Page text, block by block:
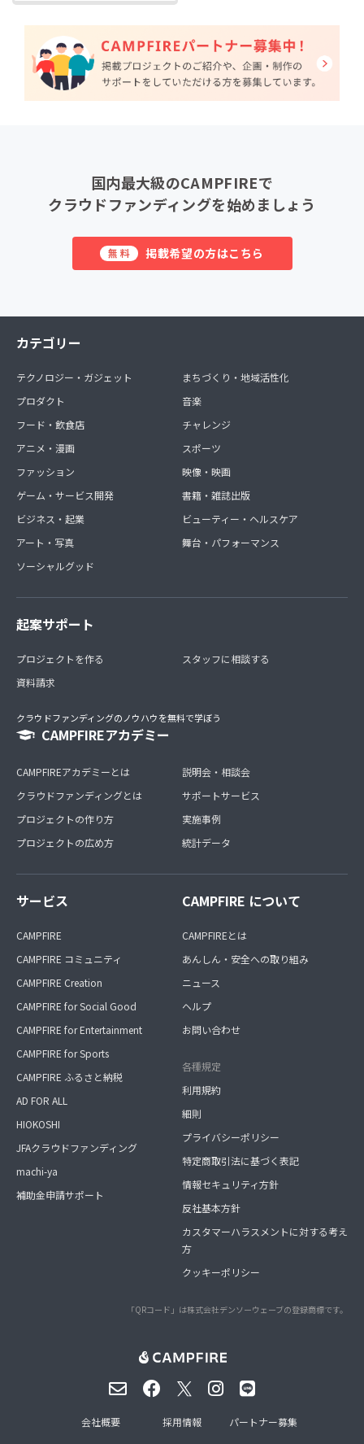
国内最大級のCAMPFIREで
クラウドファンディングを始めましょう
無料 掲載希望の方はこちら
カテゴリー
テクノロジー・ガジェット
プロダクト
フード・飲食店
アニメ・漫画
ファッション
ゲーム・サービス開発
ビジネス・起業
アート・写真
ソーシャルグッド
まちづくり・地域活性化
音楽
チャレンジ
スポーツ
映像・映画
書籍・雑誌出版
ビューティー・ヘルスケア
舞台・パフォーマンス
起案サポート
プロジェクトを作る
資料請求
スタッフに相談する
クラウドファンディングのノウハウを無料で学ぼう
CAMPFIREアカデミー
CAMPFIREアカデミーとは
クラウドファンディングとは
プロジェクトの作り方
プロジェクトの広め方
説明会・相談会
サポートサービス
実施事例
統計データ
サービス
CAMPFIRE
CAMPFIRE コミュニティ
CAMPFIRE Creation
CAMPFIRE for Social Good
CAMPFIRE for Entertainment
CAMPFIRE for Sports
CAMPFIRE ふるさと納税
AD FOR ALL
HIOKOSHI
JFAクラウドファンディング
machi-ya
補助金申請サポート
CAMPFIRE について
CAMPFIREとは
あんしん・安全への取り組み
ニュース
ヘルプ
お問い合わせ
各種規定
利用規約
細則
プライバシーポリシー
特定商取引法に基づく表記
情報セキュリティ方針
反社基本方針
カスタマーハラスメントに対する考え
方
クッキーポリシー
「QRコード」は株式会社デンソーウェーブの登録商標です。
会社概要 採用情報 パートナー募集